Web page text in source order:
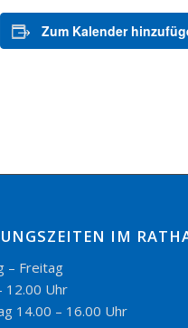
Zum Kalender
IM
– Freitag
12.00 Uhr
14.00 – 16.00 Uhr